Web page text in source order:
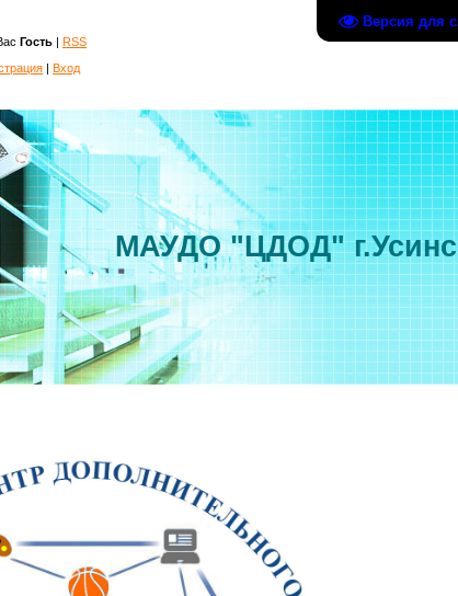
Версия для
Гость | RSS
| Вход
МАУДО "ЦДОД"